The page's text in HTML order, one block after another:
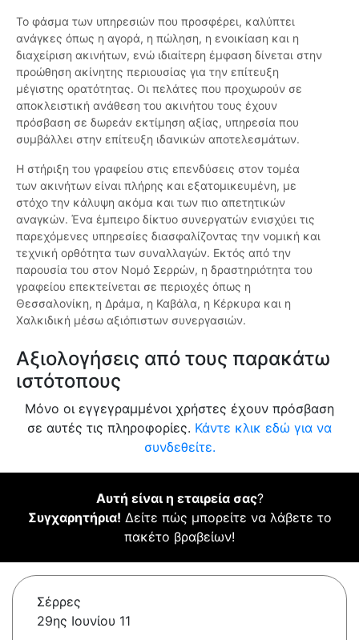
Το φάσμα των υπηρεσιών που προσφέρει, καλύπτει
ανάγκες όπως η αγορά, η πώληση, η ενοικίαση και η
διαχείριση ακινήτων, ενώ ιδιαίτερη έμφαση δίνεται στην
προώθηση ακίνητης περιουσίας για την επίτευξη
μέγιστης ορατότητας. Οι πελάτες που προχωρούν σε
αποκλειστική ανάθεση του ακινήτου τους έχουν
πρόσβαση σε δωρεάν εκτίμηση αξίας, υπηρεσία που
συμβάλλει στην επίτευξη ιδανικών αποτελεσμάτων.
Η στήριξη του γραφείου στις επενδύσεις στον τομέα
των ακινήτων είναι πλήρης και εξατομικευμένη, με
στόχο την κάλυψη ακόμα και των πιο απετητικών
αναγκών. Ένα έμπειρο δίκτυο συνεργατών ενισχύει τις
παρεχόμενες υπηρεσίες διασφαλίζοντας την νομική και
τεχνική ορθότητα των συναλλαγών. Εκτός από την
παρουσία του στον Νομό Σερρών, η δραστηριότητα του
γραφείου επεκτείνεται σε περιοχές όπως η
Θεσσαλονίκη, η Δράμα, η Καβάλα, η Κέρκυρα και η
Χαλκιδική μέσω αξιόπιστων συνεργασιών.
Αξιολογήσεις από τους παρακάτω
ιστότοπους
Μόνο οι εγγεγραμμένοι χρήστες έχουν πρόσβαση
σε αυτές τις πληροφορίες. Κάντε κλικ εδώ για να
συνδεθείτε.
Αυτή είναι η εταιρεία σας?
Συγχαρητήρια! Δείτε πώς μπορείτε να λάβετε το
πακέτο βραβείων!
Σέρρες
29ης Ιουνίου 11